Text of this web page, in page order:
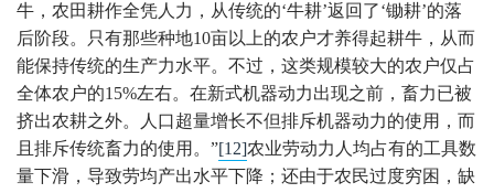
牛，农田耕作全凭人力，从传统的‘牛耕’返回了‘锄耕’的落
后阶段。只有那些种地10亩以上的农户才养得起耕牛，从而
能保持传统的生产力水平。不过，这类规模较大的农户仅占
全体农户的15%左右。在新式机器动力出现之前，畜力已被
挤出农耕之外。人口超量增长不但排斥机器动力的使用，而
且排斥传统畜力的使用。”[12]农业劳动力人均占有的工具数
量下滑，导致劳均产出水平下降；还由于农民过度穷困，缺